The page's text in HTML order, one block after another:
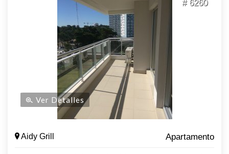
$13000, este apartamento es una oportunidad inmejorable
para disfrutar de la vida de lujo en uno de los destinos más
codiciados de Uruguay.
# 6260
Ver Detalles
Aidy Grill Apartamento